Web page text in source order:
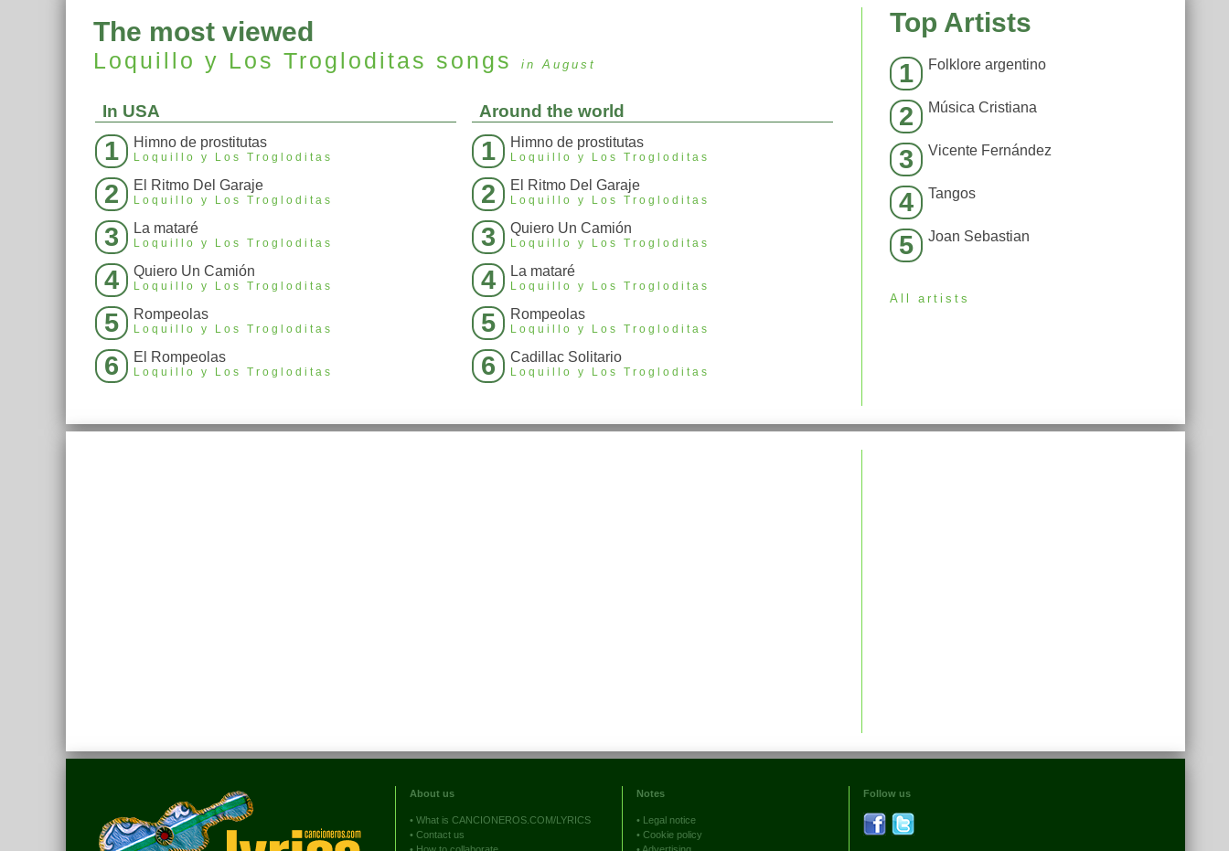
The most viewed
Loquillo y Los Trogloditas songs in August
In USA
1 Himno de prostitutas
Loquillo y Los Trogloditas
2 El Ritmo Del Garaje
Loquillo y Los Trogloditas
3 La mataré
Loquillo y Los Trogloditas
4 Quiero Un Camión
Loquillo y Los Trogloditas
5 Rompeolas
Loquillo y Los Trogloditas
6 El Rompeolas
Loquillo y Los Trogloditas
Around the world
1 Himno de prostitutas
Loquillo y Los Trogloditas
2 El Ritmo Del Garaje
Loquillo y Los Trogloditas
3 Quiero Un Camión
Loquillo y Los Trogloditas
4 La mataré
Loquillo y Los Trogloditas
5 Rompeolas
Loquillo y Los Trogloditas
6 Cadillac Solitario
Loquillo y Los Trogloditas
Top Artists
1 Folklore argentino
2 Música Cristiana
3 Vicente Fernández
4 Tangos
5 Joan Sebastian
All artists
About us
• What is CANCIONEROS.COM/LYRICS
• Contact us
Notes
• Legal notice
• Cookie policy
Follow us